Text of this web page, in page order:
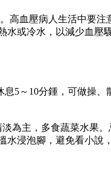
壓病人生活中要注
或冷水，以減少血
～10分鍾，可做操
主，多食蔬菜水果。
浸泡腳，避免看小